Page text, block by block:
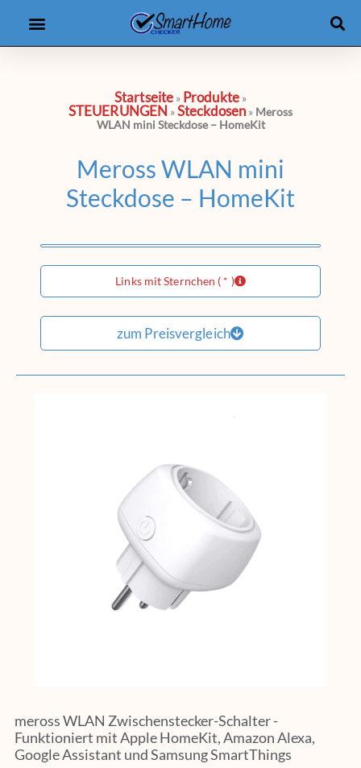
Startseite » Produkte»
STEUERUNGEN »Steckdosen » Meross
WLAN mini Steckdose – HomeKit
Meross WLAN mini
Steckdose – HomeKit
Links mit Sternchen ( * )
zum Preisvergleich
meross WLAN Zwischenstecker-Schalter -
Funktioniert mit Apple HomeKit, Amazon Alexa,
Google Assistant und Samsung SmartThings